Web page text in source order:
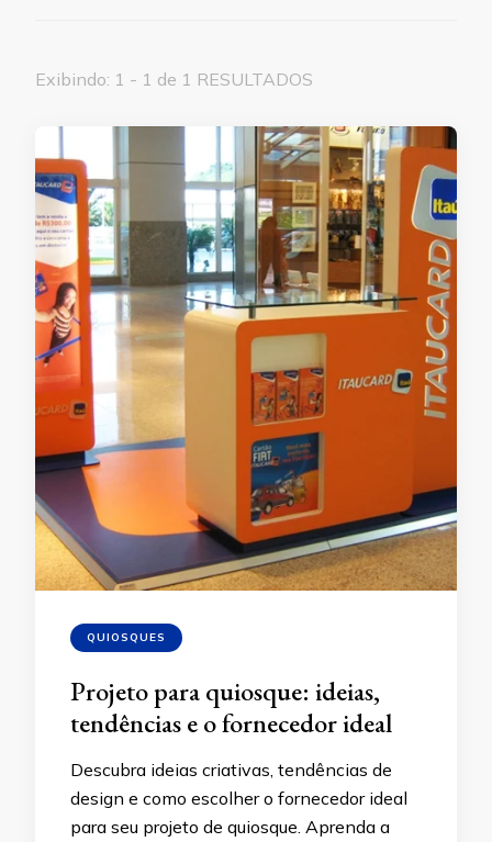
Exibindo: 1 - 1 de 1 RESULTADOS
QUIOSQUES
Projeto para quiosque: ideias,
tendências e o fornecedor ideal
Descubra ideias criativas, tendências de
design e como escolher o fornecedor ideal
para seu projeto de quiosque. Aprenda a